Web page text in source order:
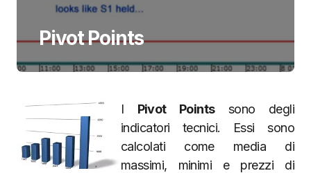
Pivot Points
I Pivot Pointssono degli
indicatori tecnici. Essi sono
calcolati come media di
massimi, minimi e prezzi di